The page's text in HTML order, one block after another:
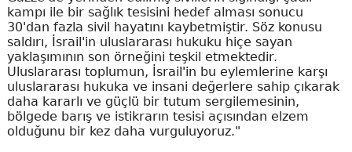
kampı ile bir sağlık tesisini hedef alması sonucu
30'dan fazla sivil hayatını kaybetmiştir. Söz konusu
saldırı, İsrail'in uluslararası hukuku hiçe sayan
yaklaşımının son örneğini teşkil etmektedir.
Uluslararası toplumun, İsrail'in bu eylemlerine karşı
uluslararası hukuka ve insani değerlere sahip çıkarak
daha kararlı ve güçlü bir tutum sergilemesinin,
bölgede barış ve istikrarın tesisi açısından elzem
olduğunu bir kez daha vurguluyoruz."